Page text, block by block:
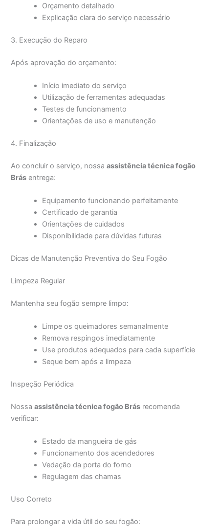
Orçamento detalhado
Explicação clara do serviço necessário
3. Execução do Reparo
Após aprovação do orçamento:
Início imediato do serviço
Utilização de ferramentas adequadas
Testes de funcionamento
Orientações de uso e manutenção
4. Finalização
Ao concluir o serviço, nossaassistência técnica fogão
Brás entrega:
Equipamento funcionando perfeitamente
Certificado de garantia
Orientações de cuidados
Disponibilidade para dúvidas futuras
Dicas de Manutenção Preventiva do Seu Fogão
Limpeza Regular
Mantenha seu fogão sempre limpo:
Limpe os queimadores semanalmente
Remova respingos imediatamente
Use produtos adequados para cada superfície
Seque bem após a limpeza
Inspeção Periódica
Nossaassistência técnica fogão Brás recomenda
verificar:
Estado da mangueira de gás
Funcionamento dos acendedores
Vedação da porta do forno
Regulagem das chamas
Uso Correto
Para prolongar a vida útil do seu fogão: